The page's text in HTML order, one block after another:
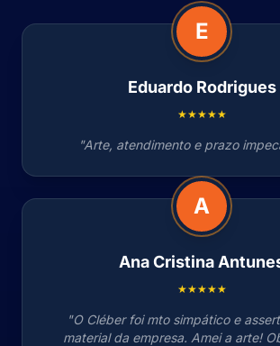
E
Eduardo Rodrigues
★★★★★
"Arte, atendimento e prazo
A
Ana Cristina
★★★★★
"O Cléber foi mto simpático e
material da empresa. Amei a arte!